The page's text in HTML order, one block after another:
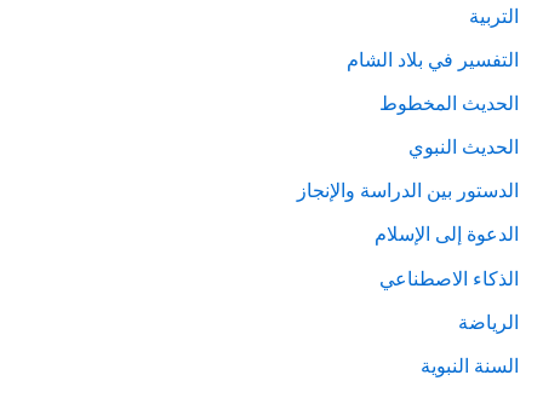
التربية
التفسير في بلاد الشام
الحديث المخطوط
الحديث النبوي
الدستور بين الدراسة والإنجاز
الدعوة إلى الإسلام
الذكاء الاصطناعي
الرياضة
السنة النبوية